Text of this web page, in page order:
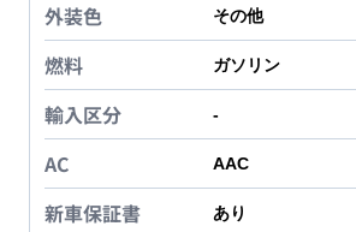
外装色 その他
燃料 ガソリン
輸入区分 -
AC AAC
新車保証書 あり